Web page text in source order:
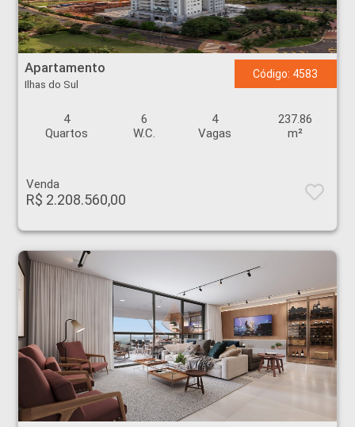
Apartamento - Ilhas do Sul - Ribeirão Preto
Apartamento
Ilhas do Sul
Código: 4583
4
Quartos
6
W.C.
4
Vagas
237.86
m²
Venda
R$ 2.208.560,00
Apartamento - Ilhas do Sul - Ribeirão Preto